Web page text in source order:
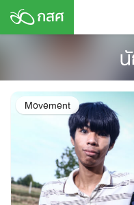
Skip
Movement